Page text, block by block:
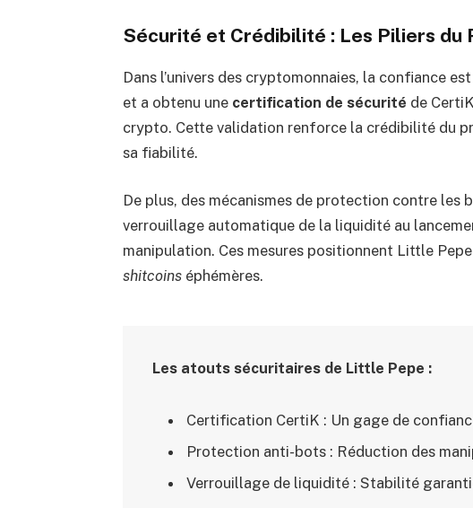
Sécurité et Crédibilité : Les Piliers du
Dans l’univers des cryptomonnaies, la confiance
et a obtenu une certification de sécurité de
crypto. Cette validation renforce la crédibilité du
sa fiabilité.
De plus, des mécanismes de protection contre les
verrouillage automatique de la liquidité au
manipulation. Ces mesures positionnent Little
shitcoinséphémères.
Les atouts sécuritaires de Little Pepe :
Certification CertiK : Un gage de
Protection anti-bots : Réduction des
Verrouillage de liquidité : Stabilité